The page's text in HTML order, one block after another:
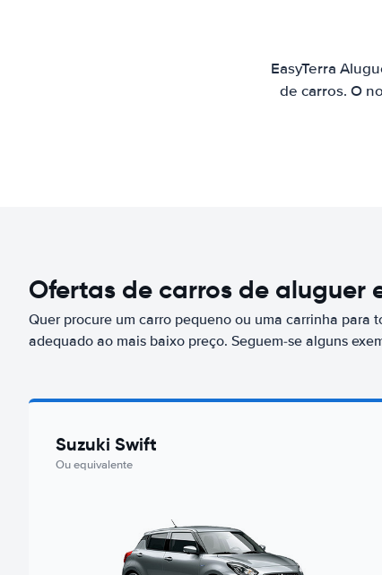
EasyTerra
de carros. O
Ofertas de carros de aluguer
Quer procure um carro pequeno ou uma carrinha para
adequado ao mais baixo preço. Seguem-se alguns
Suzuki Swift
Ou equivalente